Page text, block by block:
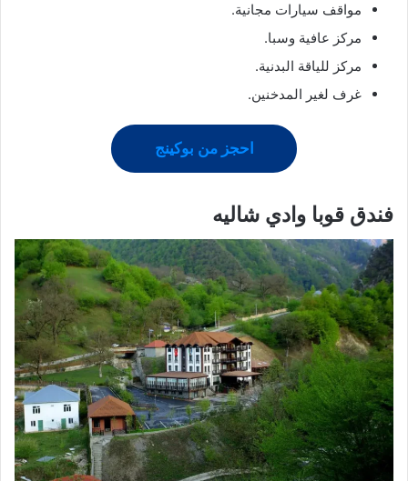
مواقف سيارات مجانية.
مركز عافية وسبا.
مركز للياقة البدنية.
غرف لغير المدخنين.
احجز من بوكينج
فندق قوبا وادي شاليه